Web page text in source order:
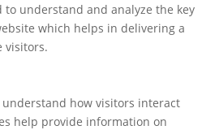
to understand and analyze the key
which helps in delivering a
visitors.
how visitors interact
help provide information on